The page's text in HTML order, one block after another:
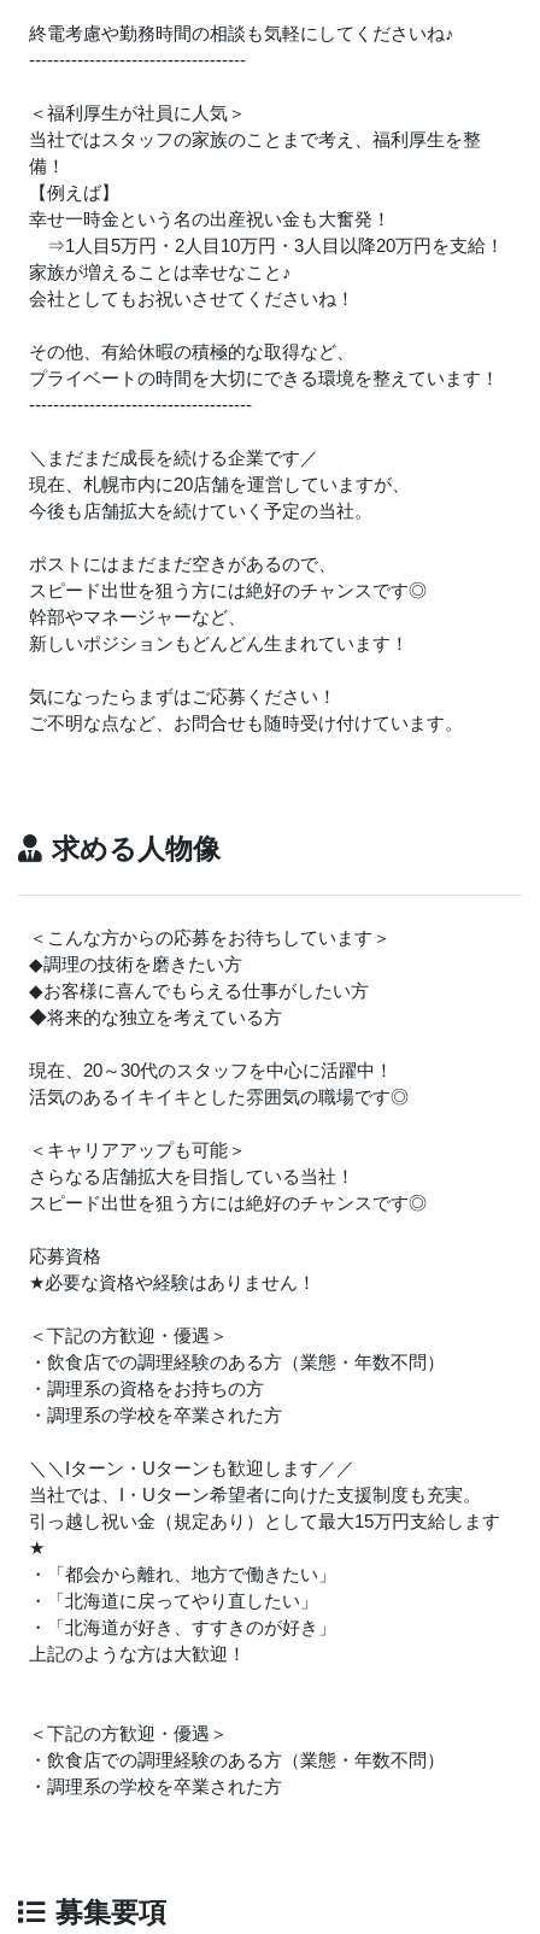
終電考慮や勤務時間の相談も気軽にしてくださいね♪
------------------------------------
＜福利厚生が社員に人気＞
当社ではスタッフの家族のことまで考え、福利厚生を整
備！
【例えば】
幸せ一時金という名の出産祝い金も大奮発！
⇒1人目5万円・2人目10万円・3人目以降20万円を支給！
家族が増えることは幸せなこと ♪
会社としてもお祝いさせてくださいね！
その他、有給休暇の積極的な取得など、
プライベートの時間を大切にできる環境を整えています！
-------------------------------------
＼まだまだ成長を続ける企業です／
現在、札幌市内に20店舗を運営していますが、
今後も店舗拡大を続けていく予定の当社。
ポストにはまだまだ空きがあるので、
スピード出世を狙う方には絶好のチャンスです◎
幹部やマネージャーなど、
新しいポジションもどんどん生まれています！
気になったらまずはご応募ください！
ご不明な点など、お問合せも随時受け付けています。
求める人物像
＜こんな方からの応募をお待ちしています＞
◆調理の技術を磨きたい方
◆お客様に喜んでもらえる仕事がしたい方
◆将来的な独立を考えている方
現在、20～30代のスタッフを中心に活躍中！
活気のあるイキイキとした雰囲気の職場です◎
＜キャリアアップも可能＞
さらなる店舗拡大を目指している当社！
スピード出世を狙う方には絶好のチャンスです◎
応募資格
★必要な資格や経験はありません！
＜下記の方歓迎・優遇＞
・飲食店での調理経験のある方（業態・年数不問）
・調理系の資格をお持ちの方
・調理系の学校を卒業された方
＼＼Iターン・Uターンも歓迎します／／
当社では、I・Uターン希望者に向けた支援制度も充実。
引っ越し祝い金（規定あり）として最大15万円支給します
★
・「都会から離れ、地方で働きたい」
・「北海道に戻ってやり直したい」
・「北海道が好き、すすきのが好き」
上記のような方は大歓迎！
＜下記の方歓迎・優遇＞
・飲食店での調理経験のある方（業態・年数不問）
・調理系の学校を卒業された方
募集要項